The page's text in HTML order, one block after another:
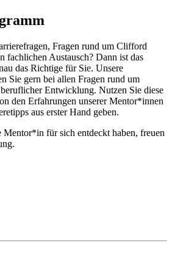
Fragen rund um Clifford
fachlichen Austausch? Dann ist das
das Richtige für Sie. Unsere
Sie gern bei allen Fragen rund um
Entwicklung. Nutzen Sie diese
den Erfahrungen unserer Mentor*innen
aus erster Hand geben.
Mentor*in für sich entdeckt haben, freuen